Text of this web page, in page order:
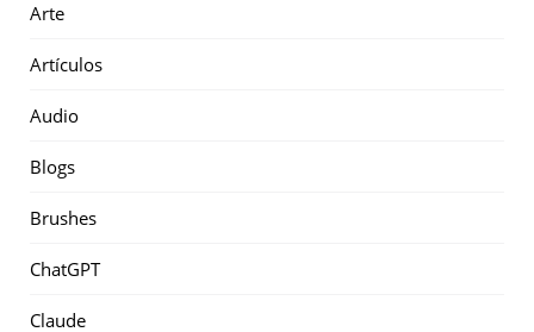
Arte
Artículos
Audio
Blogs
Brushes
ChatGPT
Claude